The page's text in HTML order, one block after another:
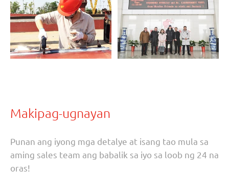
Makipag-ugnayan
Punan ang iyong mga detalye at isang tao mula sa
aming sales team ang babalik sa iyo sa loob ng 24 na
oras!